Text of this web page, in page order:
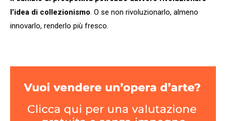
l’idea di collezionismo. O se non rivoluzionarlo, almeno
innovarlo, renderlo più fresco.